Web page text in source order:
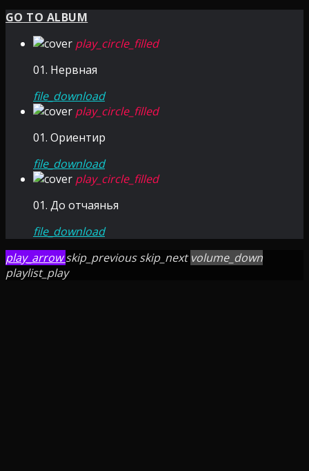
GO TO ALBUM
play_circle_filled
01. Нервная
file_download
play_circle_filled
01. Ориентир
file_download
play_circle_filled
01. До отчаянья
file_download
play_arrow skip_previous skip_next volume_down
playlist_play